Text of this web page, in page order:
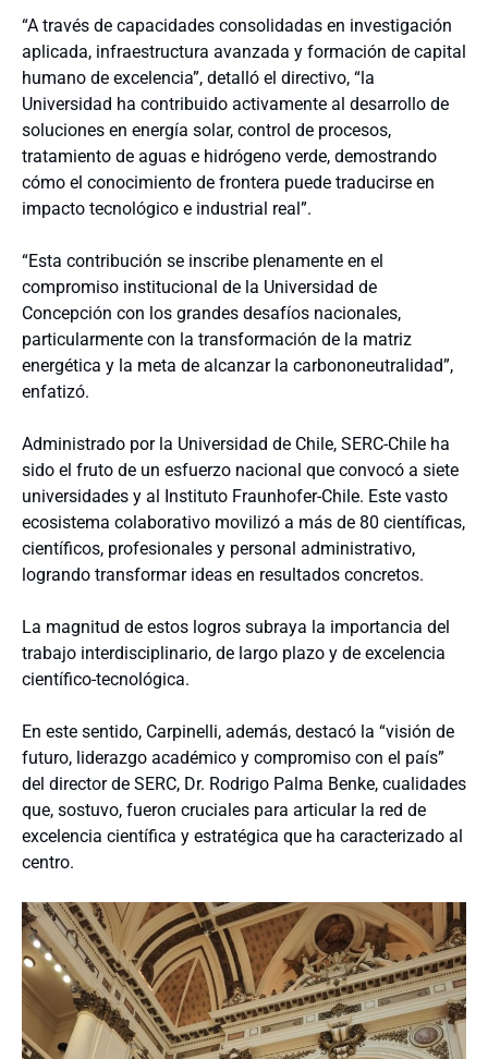
“A través de capacidades consolidadas en investigación
aplicada, infraestructura avanzada y formación de capital
humano de excelencia”, detalló el directivo, “la
Universidad ha contribuido activamente al desarrollo de
soluciones en energía solar, control de procesos,
tratamiento de aguas e hidrógeno verde, demostrando
cómo el conocimiento de frontera puede traducirse en
impacto tecnológico e industrial real”.
“Esta contribución se inscribe plenamente en el
compromiso institucional de la Universidad de
Concepción con los grandes desafíos nacionales,
particularmente con la transformación de la matriz
energética y la meta de alcanzar la carbononeutralidad”,
enfatizó.
Administrado por la Universidad de Chile, SERC-Chile ha
sido el fruto de un esfuerzo nacional que convocó a siete
universidades y al Instituto Fraunhofer-Chile. Este vasto
ecosistema colaborativo movilizó a más de 80 científicas,
científicos, profesionales y personal administrativo,
logrando transformar ideas en resultados concretos.
La magnitud de estos logros subraya la importancia del
trabajo interdisciplinario, de largo plazo y de excelencia
científico-tecnológica.
En este sentido, Carpinelli, además, destacó la “visión de
futuro, liderazgo académico y compromiso con el país”
del director de SERC, Dr. Rodrigo Palma Benke, cualidades
que, sostuvo, fueron cruciales para articular la red de
excelencia científica y estratégica que ha caracterizado al
centro.